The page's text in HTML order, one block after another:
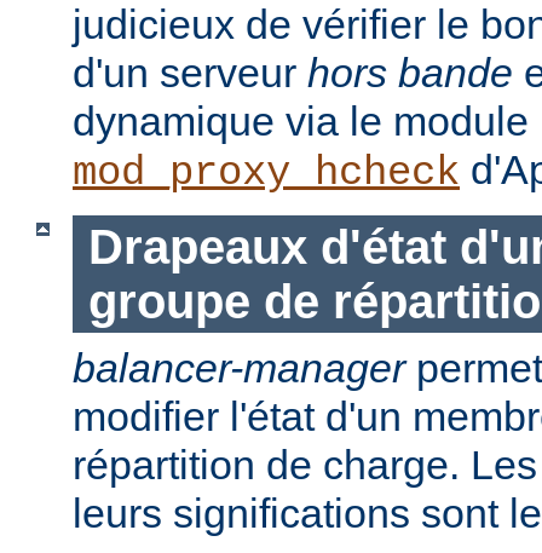
judicieux de vérifier le
d'un serveur hors bande
dynamique via le module
mod_proxy_hcheck
Drapeaux d'état
groupe de
balancer-manager
modifier l'état d'un
répartition de charge.
leurs significations sont